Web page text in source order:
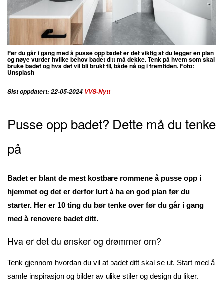
Før du går i gang med å pusse opp badet er det viktig at du legger en plan
og nøye vurder hvilke behov badet ditt må dekke. Tenk på hvem som skal
bruke badet og hva det vil bli brukt til, både nå og i fremtiden. Foto:
Unsplash
Sist oppdatert: 22-05-2024 VVS-Nytt
Pusse opp badet? Dette må du tenke
på
Badet er blant de mest kostbare rommene å pusse opp i
hjemmet og det er derfor lurt å ha en god plan før du
starter. Her er 10 ting du bør tenke over før du går i gang
med å renovere badet ditt.
Hva er det du ønsker og drømmer om?
Tenk gjennom hvordan du vil at badet ditt skal se ut. Start med å
samle inspirasjon og bilder av ulike stiler og design du liker.